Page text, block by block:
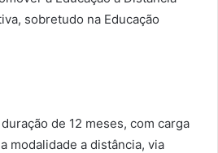
sobretudo na Educação
de 12 meses, com carga
modalidade a distância, via